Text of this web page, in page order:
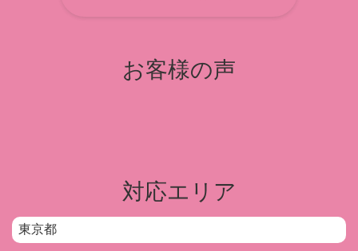
お客様の声
対応エリア
東京都